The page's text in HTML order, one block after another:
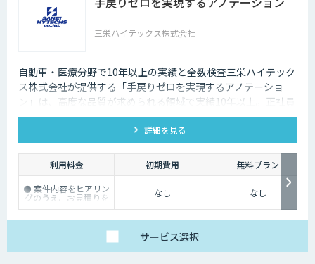
三栄ハイテックス株式会社
自動車・医療分野で10年以上の実績と全数検査三栄ハイテック
ス株式会社が提供する「手戻りゼロを実現するアノテーショ
ン」は、高度な品質が求められる領域で実績10年以上。正社員
100%のダブルチェック体制で、手戻りを未然に防ぎ高精度な
教師データを提供します。
詳細を見る
利用料金 初期費用
無料プラン
⚫ 案件内容をヒアリン
グのうえ、お見積りを
作成します
算見積をご提示いたし
⚫ ご予算や納期条件に
なし なし
サービス選択